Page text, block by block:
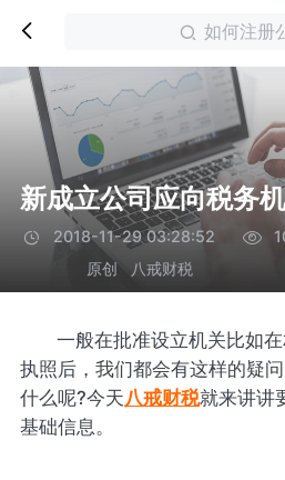
如何注册
新成立公司应向税务
2018-11-29 03:28:52
原创
八戒财税
一般在批准设立机关比如
执照后，我们都会有这样的疑
什么呢?今天八戒财税就来讲讲
基础信息。